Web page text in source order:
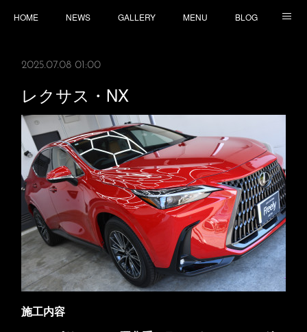
HOME NEWS GALLERY MENU BLOG
2025.07.08 01:00
レクサス・NX
施工内容